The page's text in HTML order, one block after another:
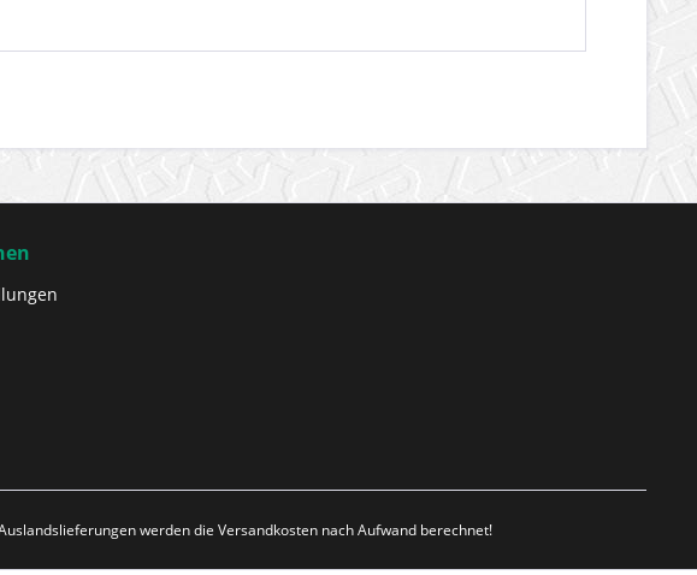
werden die Versandkosten nach Aufwand berechnet!